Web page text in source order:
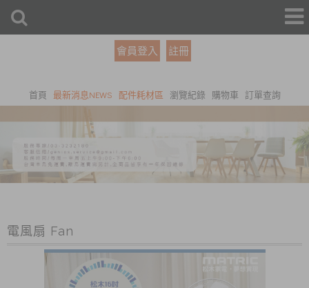
會員登入 註冊
首頁 最新消息NEWS 配件耗材區 瀏覽紀錄 購物車 訂單查詢
電風扇 Fan